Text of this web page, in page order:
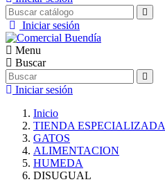
Iniciar sesión
Menu
Buscar
Iniciar sesión
Inicio
TIENDA ESPECIALIZADA
GATOS
ALIMENTACION
HUMEDA
DISUGUAL